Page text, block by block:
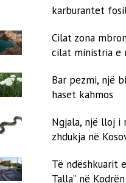
karburantet
Cilat zona
cilat ministria e
Bar pezmi, një
haset kahmos
Ngjala, një lloj i
zhdukja në
Të ndëshkuarit
Talla” në